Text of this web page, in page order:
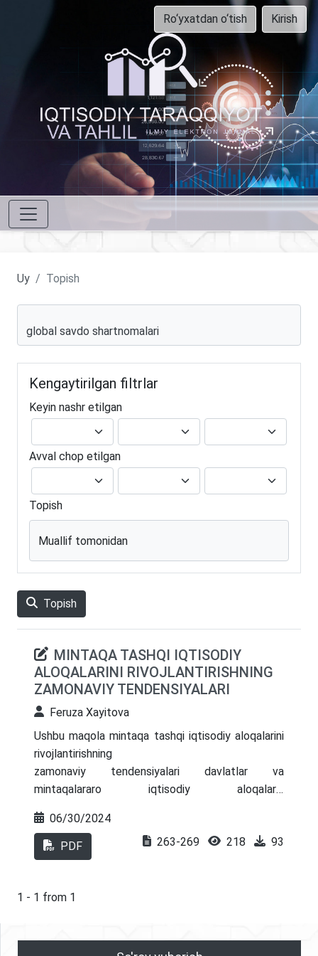
Ro‘yxatdan o‘tish Kirish
Uy Topish
Kengaytirilgan filtrlar
Keyin nashr etilgan
Avval chop etilgan
Topish
Muallif tomonidan
Topish
MINTAQA TASHQI IQTISODIY
ALOQALARINI RIVOJLANTIRISHNING
ZAMONAVIY TENDENSIYALARI
Feruza Xayitova
Ushbu maqola mintaqa tashqi iqtisodiy aloqalarini
rivojlantirishning
zamonaviy tendensiyalari davlatlar va
mintaqalararo iqtisodiy aloqalarni
amaliyotlarni o'z ichiga oladi hamda ushbu
zamonaviy tendensiyalarning globalizatsiya va
integratsiya, raqamli iqtisodiyot, barqaror
rivojlantirish, innovatsiya va texnologik taraqqiyot
rivojlantirishda asosiy omillar bo'lib, ular iqtisodiy
06/30/2024
PDF 263-269 218 93
1 - 1 from 1